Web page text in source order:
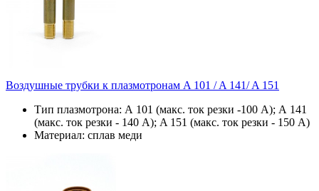
Воздушные трубки к плазмотронам A 101 / A 141/ A 151
Тип плазмотрона: А 101 (макс. ток резки -100 А); А 141
(макс. ток резки - 140 А); A 151 (макс. ток резки - 150 А)
Материал: сплав меди